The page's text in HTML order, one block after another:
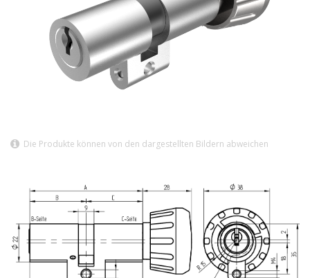
Die Produkte können von den dargestellten Bildern abweichen